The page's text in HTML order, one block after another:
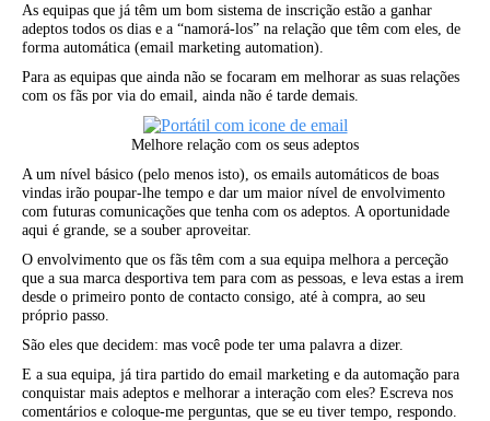
As equipas que já têm um bom sistema de inscrição estão a ganhar
adeptos todos os dias e a “namorá-los” na relação que têm com eles, de
forma automática (email marketing automation).
Para as equipas que ainda não se focaram em melhorar as suas relações
com os fãs por via do email, ainda não é tarde demais.
Melhore relação com os seus adeptos
A um nível básico (pelo menos isto), os emails automáticos de boas
vindas irão poupar-lhe tempo e dar um maior nível de envolvimento
com futuras comunicações que tenha com os adeptos. A oportunidade
aqui é grande, se a souber aproveitar.
O envolvimento que os fãs têm com a sua equipa melhora a perceção
que a sua marca desportiva tem para com as pessoas, e leva estas a irem
desde o primeiro ponto de contacto consigo, até à compra, ao seu
próprio passo.
São eles que decidem: mas você pode ter uma palavra a dizer.
E a sua equipa, já tira partido do email marketing e da automação para
conquistar mais adeptos e melhorar a interação com eles? Escreva nos
comentários e coloque-me perguntas, que se eu tiver tempo, respondo.